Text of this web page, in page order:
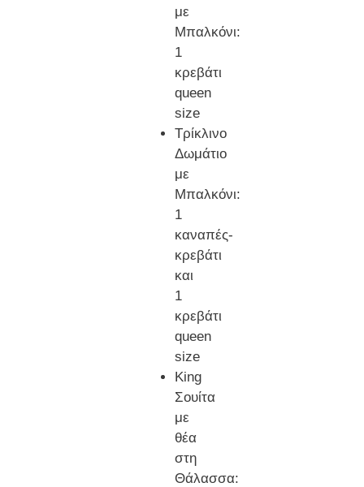
με
Μπαλκόνι:
1
κρεβάτι
queen
size
Τρίκλινο
Δωμάτιο
με
Μπαλκόνι:
1
καναπές-
κρεβάτι
και
1
κρεβάτι
queen
size
King
Σουίτα
με
θέα
στη
Θάλασσα: